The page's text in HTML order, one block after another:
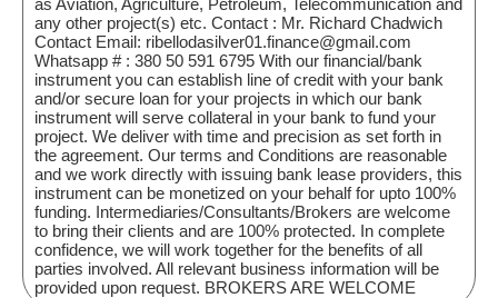
as Aviation, Agriculture, Petroleum, Telecommunication and
any other project(s) etc. Contact : Mr. Richard Chadwich
Contact Email: ribellodasilver01.finance@gmail.com
Whatsapp # : 380 50 591 6795 With our financial/bank
instrument you can establish line of credit with your bank
and/or secure loan for your projects in which our bank
instrument will serve collateral in your bank to fund your
project. We deliver with time and precision as set forth in
the agreement. Our terms and Conditions are reasonable
and we work directly with issuing bank lease providers, this
instrument can be monetized on your behalf for upto 100%
funding. Intermediaries/Consultants/Brokers are welcome
to bring their clients and are 100% protected. In complete
confidence, we will work together for the benefits of all
parties involved. All relevant business information will be
provided upon request. BROKERS ARE WELCOME